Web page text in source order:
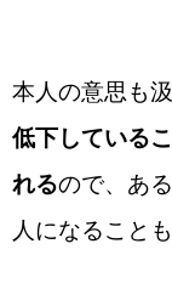
本人の意思も
低下している
れるので、あ
人になること